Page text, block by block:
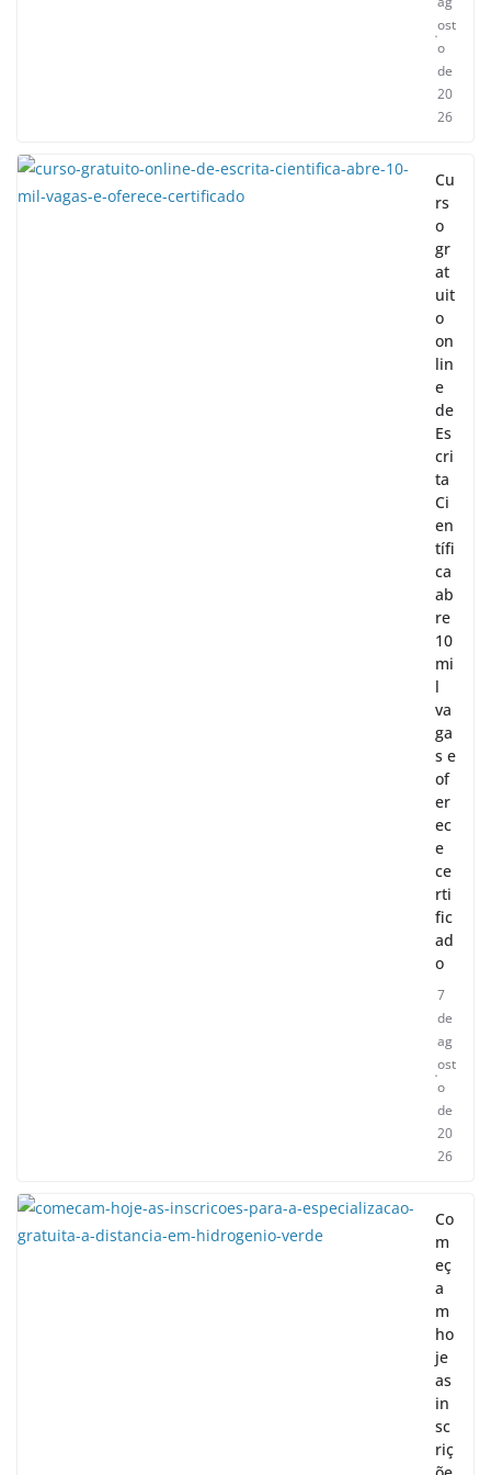
ost
o
de
20
26
Cu
rs
o
gr
at
uit
o
on
lin
e
de
Es
cri
ta
Ci
en
tífi
ca
ab
re
10
mi
l
va
ga
s e
of
er
ec
e
ce
rti
fic
ad
o
7
de
ag
ost
o
de
20
26
Co
m
eç
a
m
ho
je
as
in
sc
riç